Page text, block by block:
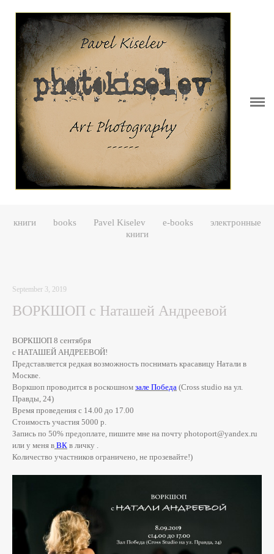
Витрина.......................Showcase
Обо мне.......................Bio
Блог.............................Blog
Портфолио..................Portfolio
VideoKiselev
Мои книги.................. My books
Контакты....................Contacs
книги books Pavel Kiselev e-books
электронные
книги
September 3, 2019
ВОРКШОП с Наташей Андреевой
ВОРКШОП 8 сентября
с НАТАШЕЙ АНДРЕЕВОЙ!
Представляется редкая возможность поснимать красавицу Натали в
Москве.
Воркшоп проводится в роскошном зале Победа (Cross studio на ул.
Правды, 24)
Время проведения с 14.00 до 17.00
Стоимость участия 5000 р.
Запись по 50% предоплате, пишите мне на почту photoport@yandex.ru
или у меня в ВК в личку .
Количество участников ограничено, не прозевайте!)